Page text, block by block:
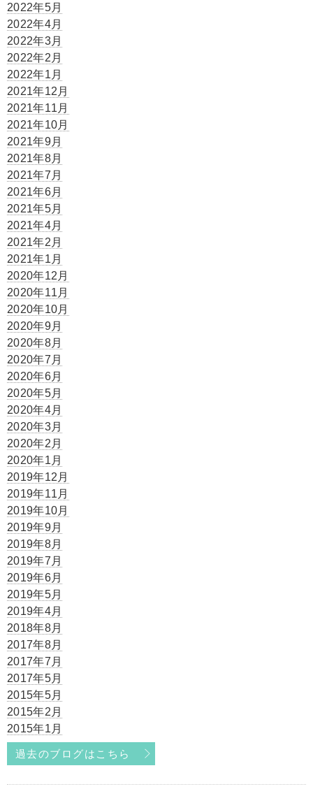
2022年5月
2022年4月
2022年3月
2022年2月
2022年1月
2021年12月
2021年11月
2021年10月
2021年9月
2021年8月
2021年7月
2021年6月
2021年5月
2021年4月
2021年2月
2021年1月
2020年12月
2020年11月
2020年10月
2020年9月
2020年8月
2020年7月
2020年6月
2020年5月
2020年4月
2020年3月
2020年2月
2020年1月
2019年12月
2019年11月
2019年10月
2019年9月
2019年8月
2019年7月
2019年6月
2019年5月
2019年4月
2018年8月
2017年8月
2017年7月
2017年5月
2015年5月
2015年2月
2015年1月
過去のブログはこちら